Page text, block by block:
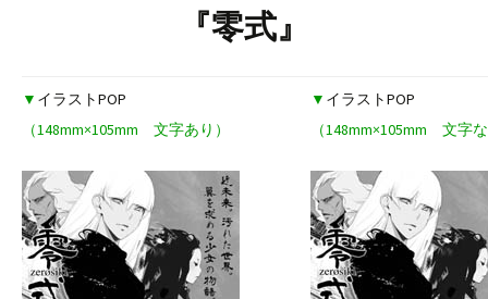
『零式』
▼ イラストPOP
（148mm×105mm 文字あり）
▼ イラストPOP
（148mm×105mm 文字